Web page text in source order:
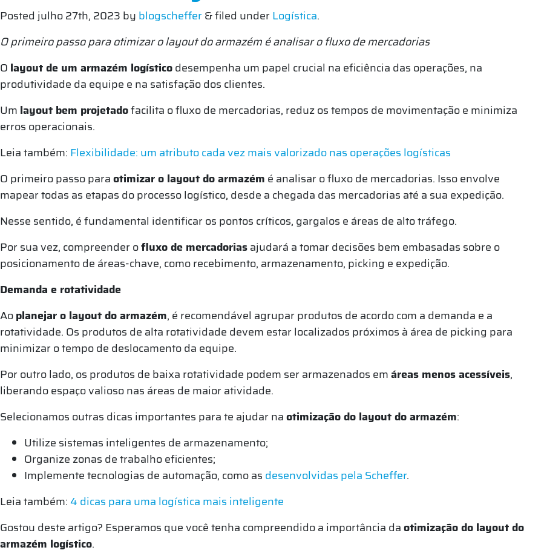
Posted julho 27th, 2023 by blogscheffer&filed underLogística.
O primeiro passo para otimizar o layout do armazém é analisar o fluxo de mercadorias
O layout de um armazém logísticodesempenha um papel crucial na eficiência das operações, na
produtividade da equipe e na satisfação dos clientes.
Um layout bem projetadofacilita o fluxo de mercadorias, reduz os tempos de movimentação e minimiza
erros operacionais.
Leia também: Flexibilidade: um atributo cada vez mais valorizado nas operações logísticas
O primeiro passo paraotimizar o layout do armazém é analisar o fluxo de mercadorias. Isso envolve
mapear todas as etapas do processo logístico, desde a chegada das mercadorias até a sua expedição.
Nesse sentido, é fundamental identificar os pontos críticos, gargalos e áreas de alto tráfego.
Por sua vez, compreender ofluxo de mercadoriasajudará a tomar decisões bem embasadas sobre o
posicionamento de áreas-chave, como recebimento, armazenamento, picking e expedição.
Demanda e rotatividade
Aoplanejar o layout do armazém, é recomendável agrupar produtos de acordo com a demanda e a
rotatividade. Os produtos de alta rotatividade devem estar localizados próximos à área de picking para
minimizar o tempo de deslocamento da equipe.
Por outro lado, os produtos de baixa rotatividade podem ser armazenados emáreas menos acessíveis,
liberando espaço valioso nas áreas de maior atividade.
Selecionamos outras dicas importantes para te ajudar naotimização do layout do armazém:
Utilize sistemas inteligentes de armazenamento;
Organize zonas de trabalho eficientes;
Implemente tecnologias de automação, como as desenvolvidas pela Scheffer.
Leia também:4 dicas para uma logística mais inteligente
Gostou deste artigo? Esperamos que você tenha compreendido a importância daotimização do layout do
armazém logístico.